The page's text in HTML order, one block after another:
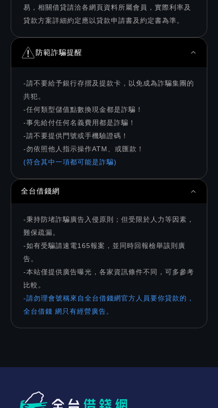
易，相關借貸請洽各網頁資料所屬會員，實際利率及
貸款方案詳細約定應以貸款申請書及約定書為準。
防範詐騙提醒
-請不要給予銀行存摺及提款卡，以免成為詐騙集團的
共犯。
-任何類型儲值點數換現金都是詐騙！
-事先給付任何名義費用都是詐騙！
-請不要提供門號或手機驗證碼！
-勿依照他人指示操作ATM、或匯款！
(符合其中一項都可能是詐騙)
全台借錢網
-秉持防堵詐騙廣告入侵原則；但受限於人力等因素，
難保疏漏。
-如有受騙請速電165報案，並同時回報檢舉該則廣
告。
-本站僅提供廣告曝光，各家資訊條件不同，可多參考
比較。
-請勿理會號稱來自全台借錢網官方人員要你貸款的，
全台借錢 網只有經營廣告。